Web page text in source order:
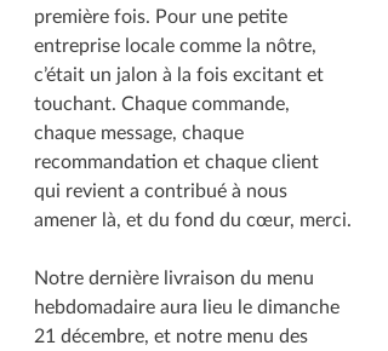
première fois. Pour une petite
entreprise locale comme la nôtre,
c’était un jalon à la fois excitant et
touchant. Chaque commande,
chaque message, chaque
recommandation et chaque client
qui revient a contribué à nous
amener là, et du fond du cœur, merci.
Notre dernière livraison du menu
hebdomadaire aura lieu le dimanche
21 décembre, et notre menu des